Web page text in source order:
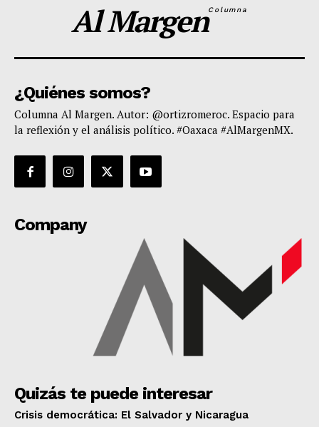
Al MargenColumna
¿Quiénes somos?
Columna Al Margen. Autor: @ortizromeroc. Espacio para
la reflexión y el análisis político. #Oaxaca #AlMargenMX.
Company
Quizás te puede interesar
Crisis democrática: El Salvador y Nicaragua